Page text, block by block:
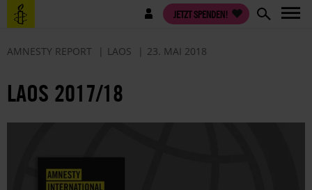
Direkt
zum
Benutzermenü JETZT SPENDEN!
AMNESTY REPORT LAOS 23. MAI 2018
LAOS 2017/18